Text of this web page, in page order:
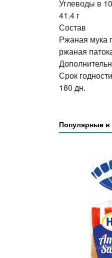
Углеводы в
41.4 г
Состав
Ржаная мука
ржаная
Срок годности
180 дн.
Популярные в